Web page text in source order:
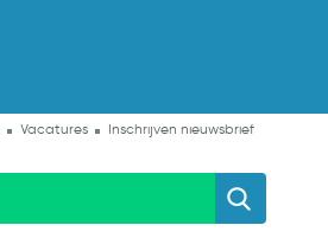
Vacatures Inschrijven nieuwsbrief